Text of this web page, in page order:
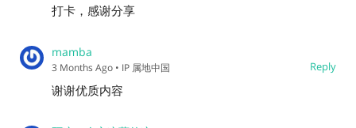
打卡，感谢分享
mamba
Reply
3 Months Ago • IP 属地中国
谢谢优质内容